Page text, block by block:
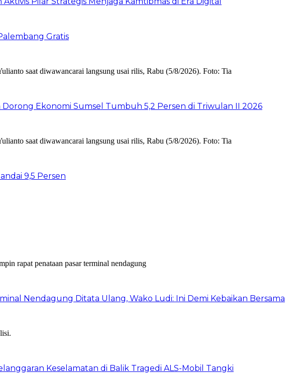
Gratis
Ekonomi Sumsel Tumbuh 5,2 Persen di Triwulan II 2026
9,5 Persen
Nendagung Ditata Ulang, Wako Ludi: Ini Demi Kebaikan Bersama
Keselamatan di Balik Tragedi ALS-Mobil Tangki